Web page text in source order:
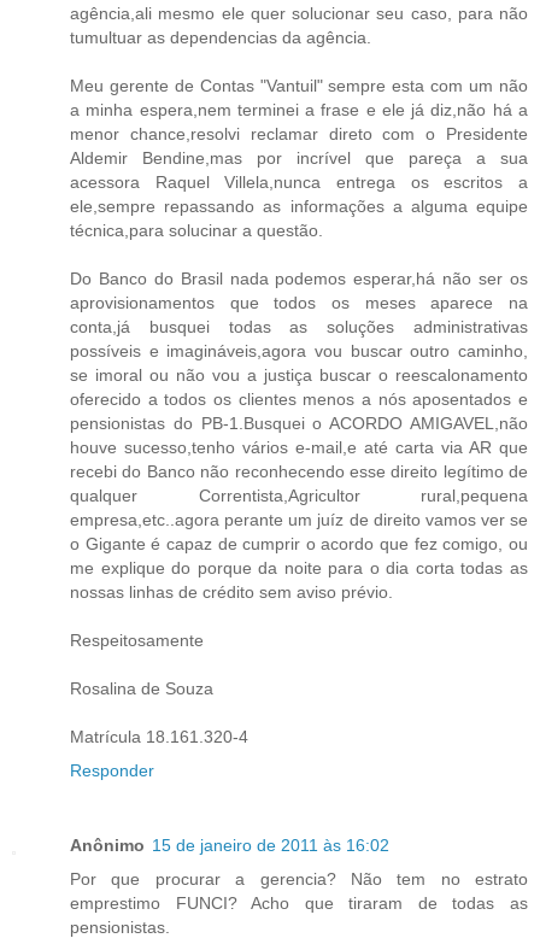
agência,ali mesmo ele quer solucionar seu caso, para não
tumultuar as dependencias da agência.
Meu gerente de Contas "Vantuil" sempre esta com um não
a minha espera,nem terminei a frase e ele já diz,não há a
menor chance,resolvi reclamar direto com o Presidente
Aldemir Bendine,mas por incrível que pareça a sua
acessora Raquel Villela,nunca entrega os escritos a
ele,sempre repassando as informações a alguma equipe
técnica,para solucinar a questão.
Do Banco do Brasil nada podemos esperar,há não ser os
aprovisionamentos que todos os meses aparece na
conta,já busquei todas as soluções administrativas
possíveis e imagináveis,agora vou buscar outro caminho,
se imoral ou não vou a justiça buscar o reescalonamento
oferecido a todos os clientes menos a nós aposentados e
pensionistas do PB-1.Busquei o ACORDO AMIGAVEL,não
houve sucesso,tenho vários e-mail,e até carta via AR que
recebi do Banco não reconhecendo esse direito legítimo de
qualquer Correntista,Agricultor rural,pequena
empresa,etc..agora perante um juíz de direito vamos ver se
o Gigante é capaz de cumprir o acordo que fez comigo, ou
me explique do porque da noite para o dia corta todas as
nossas linhas de crédito sem aviso prévio.
Respeitosamente
Rosalina de Souza
Matrícula 18.161.320-4
Responder
Anônimo 15 de janeiro de 2011 às 16:02
Por que procurar a gerencia? Não tem no estrato
emprestimo FUNCI? Acho que tiraram de todas as
pensionistas.